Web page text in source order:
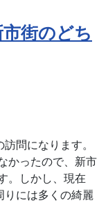
街のどち
問になります。
かったので、新市
。しかし、現在
には多くの綺麗